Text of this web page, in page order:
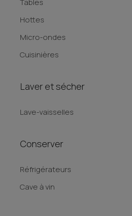
Tables
Hottes
Micro-ondes
Cuisinières
Laver et sécher
Lave-vaisselles
Conserver
Réfrigérateurs
Cave à vin